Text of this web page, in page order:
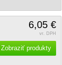
6,05 €
vr. DPH
Zobraziť produkty